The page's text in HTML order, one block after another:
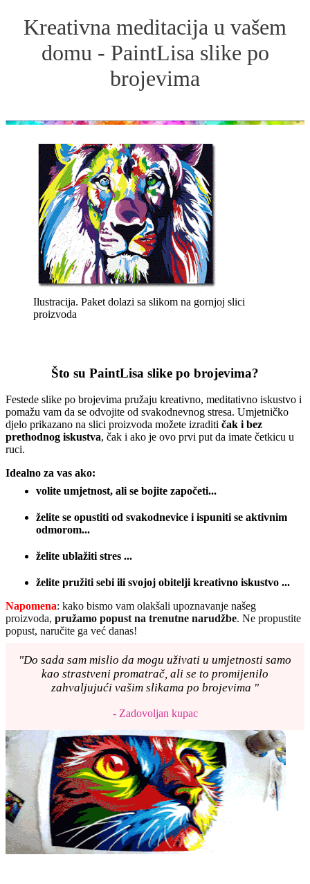
Kreativna meditacija u vašem
domu - PaintLisa slike po
brojevima
Ilustracija. Paket dolazi sa slikom na gornjoj slici
proizvoda
Što su PaintLisa slike po brojevima?
Festede slike po brojevima pružaju kreativno, meditativno iskustvo i
pomažu vam da se odvojite od svakodnevnog stresa. Umjetničko
djelo prikazano na slici proizvoda možete izraditi čak i bez
prethodnog iskustva, čak i ako je ovo prvi put da imate četkicu u
ruci.
Idealno za vas ako:
volite umjetnost, ali se bojite započeti...
želite se opustiti od svakodnevice i ispuniti se aktivnim
odmorom...
želite ublažiti stres ...
želite pružiti sebi ili svojoj obitelji kreativno iskustvo ...
Napomena: kako bismo vam olakšali upoznavanje našeg
proizvoda, pružamo popust na trenutne narudžbe. Ne propustite
popust, naručite ga već danas!
"Do sada sam mislio da mogu uživati u umjetnosti samo
kao strastveni promatrač, ali se to promijenilo
zahvaljujući vašim slikama po brojevima "
- Zadovoljan kupac